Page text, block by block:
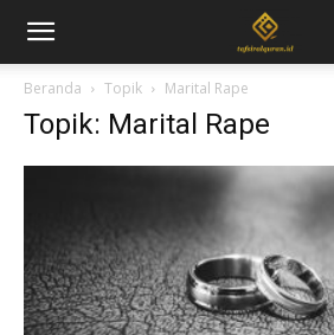
Beranda Topik Marital Rape
Topik: Marital Rape